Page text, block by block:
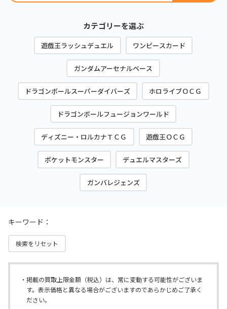
カテゴリーを選ぶ
遊戯王ラッシュデュエル ワンピースカード
ガンダムアーセナルベース
ドラゴンボールスーパーダイバーズ ホロライブＯＣＧ
ドラゴンボールフュージョンワールド
ディズニー・ロルカナＴＣＧ 遊戯王ＯＣＧ
ポケットモンスター デュエルマスターズ
ガンバレジェンズ
キーワード：
検索をリセット
掲載の買取上限金額（税込）は、常に変動する可能性がございま
す。表示価格と異なる場合がございますのであらかじめご了承く
ださい。